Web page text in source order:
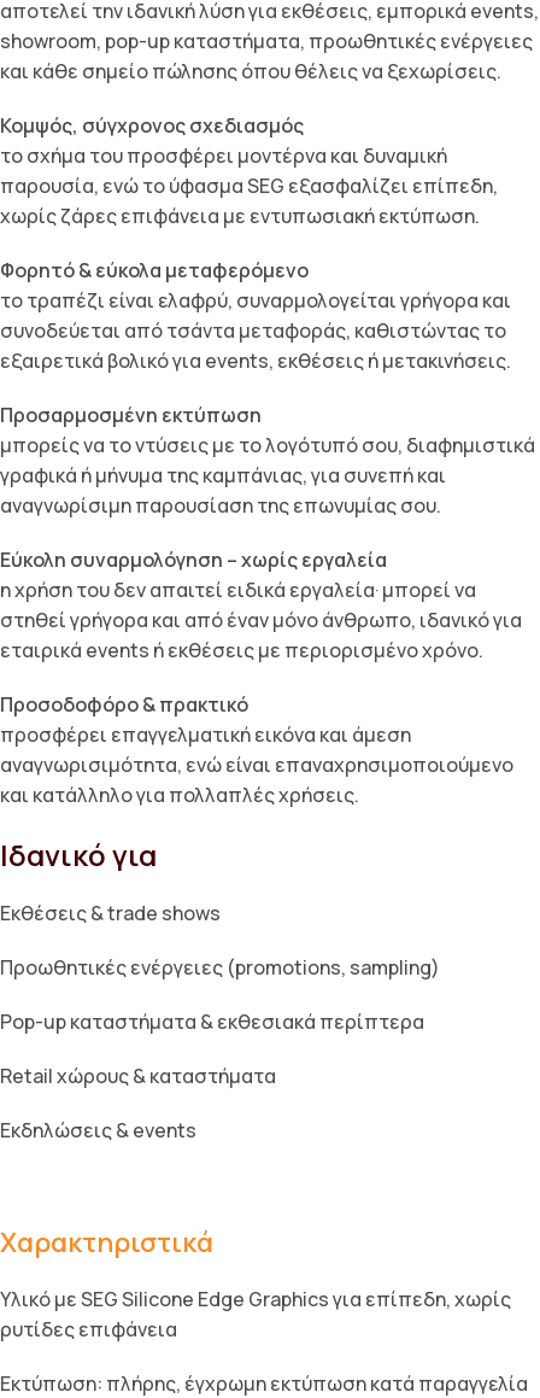
αποτελεί την ιδανική λύση για εκθέσεις, εμπορικά events,
showroom, pop-up καταστήματα, προωθητικές ενέργειες
και κάθε σημείο πώλησης όπου θέλεις να ξεχωρίσεις.
Κομψός, σύγχρονος σχεδιασμός
το σχήμα του προσφέρει μοντέρνα και δυναμική
παρουσία, ενώ το ύφασμα SEG εξασφαλίζει επίπεδη,
χωρίς ζάρες επιφάνεια με εντυπωσιακή εκτύπωση.
Φορητό & εύκολα μεταφερόμενο
το τραπέζι είναι ελαφρύ, συναρμολογείται γρήγορα και
συνοδεύεται από τσάντα μεταφοράς, καθιστώντας το
εξαιρετικά βολικό για events, εκθέσεις ή μετακινήσεις.
Προσαρμοσμένη εκτύπωση
μπορείς να το ντύσεις με το λογότυπό σου, διαφημιστικά
γραφικά ή μήνυμα της καμπάνιας, για συνεπή και
αναγνωρίσιμη παρουσίαση της επωνυμίας σου.
Εύκολη συναρμολόγηση – χωρίς εργαλεία
η χρήση του δεν απαιτεί ειδικά εργαλεία· μπορεί να
στηθεί γρήγορα και από έναν μόνο άνθρωπο, ιδανικό για
εταιρικά events ή εκθέσεις με περιορισμένο χρόνο.
Προσοδοφόρο & πρακτικό
προσφέρει επαγγελματική εικόνα και άμεση
αναγνωρισιμότητα, ενώ είναι επαναχρησιμοποιούμενο
και κατάλληλο για πολλαπλές χρήσεις.
Ιδανικό για
Εκθέσεις & trade shows
Προωθητικές ενέργειες (promotions, sampling)
Pop-up καταστήματα & εκθεσιακά περίπτερα
Retail χώρους & καταστήματα
Εκδηλώσεις & events
Χαρακτηριστικά
Υλικό με SEG Silicone Edge Graphics για επίπεδη, χωρίς
ρυτίδες επιφάνεια
Εκτύπωση: πλήρης, έγχρωμη εκτύπωση κατά παραγγελία